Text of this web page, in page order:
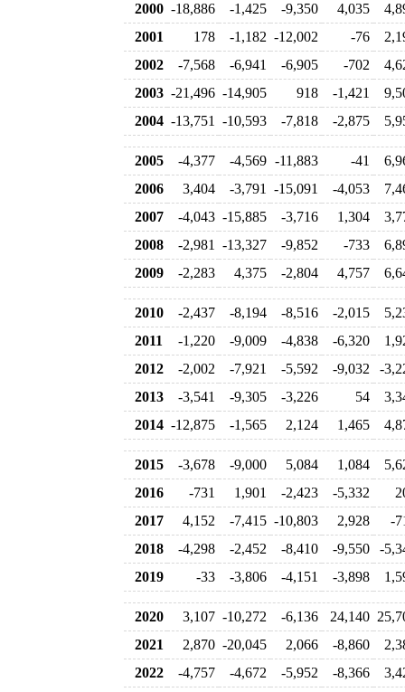
2000 -18,886 -1,425 -9,350 4,035
2001
178 -1,182 -12,002 -76
2002
-7,568 -6,941 -6,905 -702
2003 -21,496 -14,905 918 -1,421
2004 -13,751 -10,593 -7,818 -2,875
2005 -4,377 -4,569 -11,883 -41
2006
3,404 -3,791 -15,091 -4,053
2007
-4,043 -15,885 -3,716 1,304
2008
-2,981 -13,327 -9,852 -733
2009
-2,283 4,375 -2,804 4,757
2010 -2,437 -8,194 -8,516 -2,015
2011
-1,220 -9,009 -4,838 -6,320
2012
-2,002 -7,921 -5,592 -9,032
-
2013
-3,541 -9,305 -3,226 54
2014 -12,875 -1,565 2,124 1,465
2015 -3,678 -9,000 5,084 1,084
2016
-731 1,901 -2,423 -5,332
2017
4,152 -7,415 -10,803 2,928
-
2018
-4,298 -2,452 -8,410 -9,550
-
2019
-33 -3,806 -4,151 -3,898
2020 3,107 -10,272 -6,136 24,140
2021
2,870 -20,045 2,066 -8,860
2022
-4,757 -4,672 -5,952 -8,366